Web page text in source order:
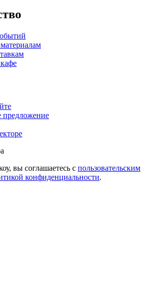
предложение
вы соглашаетесь с пользовательским
конфиденциальности.